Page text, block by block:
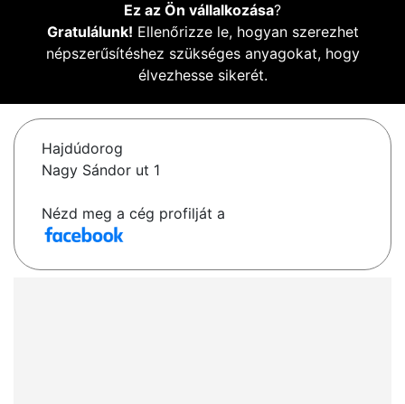
Ez az Ön vállalkozása?
Gratulálunk! Ellenőrizze le, hogyan szerezhet
népszerűsítéshez szükséges anyagokat, hogy
élvezhesse sikerét.
Hajdúdorog
Nagy Sándor ut 1
Nézd meg a cég profilját a